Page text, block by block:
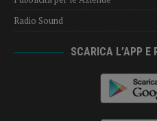
Radio Sound
SCARICA L’APP E